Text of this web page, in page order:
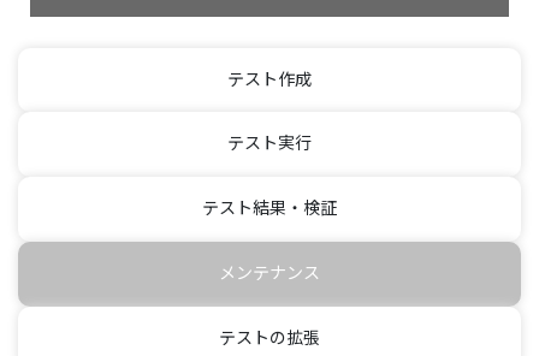
テスト作成
テスト実行
テスト結果・検証
メンテナンス
テストの拡張